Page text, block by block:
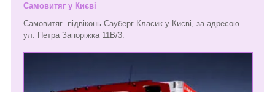
Самовитяг у Києві
Самовитяг підвіконь Сауберг Класик у Києві, за адресою
ул. Петра Запоріжка 11В/3.